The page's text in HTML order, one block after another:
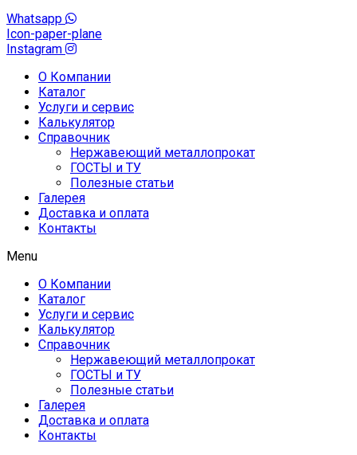
Whatsapp
Icon-paper-plane
Instagram
О Компании
Каталог
Услуги и сервис
Калькулятор
Справочник
Нержавеющий металлопрокат
ГОСТЫ и ТУ
Полезные статьи
Галерея
Доставка и оплата
Контакты
Menu
О Компании
Каталог
Услуги и сервис
Калькулятор
Справочник
Нержавеющий металлопрокат
ГОСТЫ и ТУ
Полезные статьи
Галерея
Доставка и оплата
Контакты